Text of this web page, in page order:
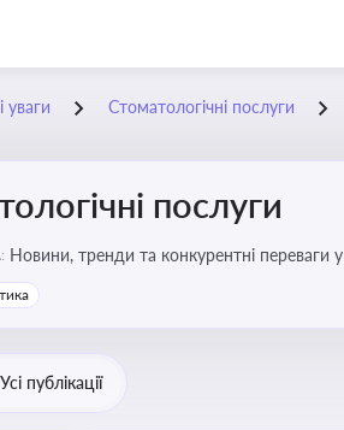
уваги Стоматологічні послуги
послуги
Новини, тренди та конкурентні переваги у сфері
обслуговування
Усі публікації